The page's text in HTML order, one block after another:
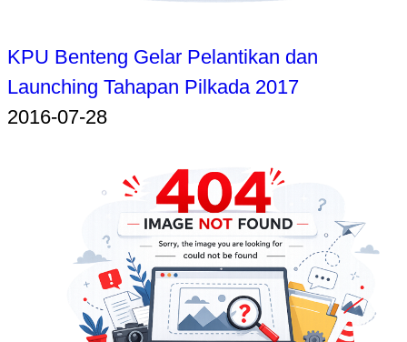
KPU Benteng Gelar Pelantikan dan
Launching Tahapan Pilkada 2017
2016-07-28